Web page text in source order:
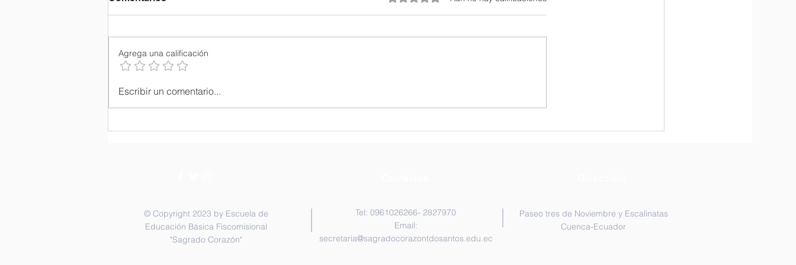
Ordenación Sacerdotal del
Agrega una calificación
Escribir un comentario...
© Copyright 2023 by Escuela de
Educación Básica Fiscomisional
"Sagrado Corazón"
Tel: 0961026266- 2827970
Email:
secretaria@sagradocorazontdosantos.edu.ec
Paseo tres de Noviembre y Escalinatas
Cuenca-Ecuador